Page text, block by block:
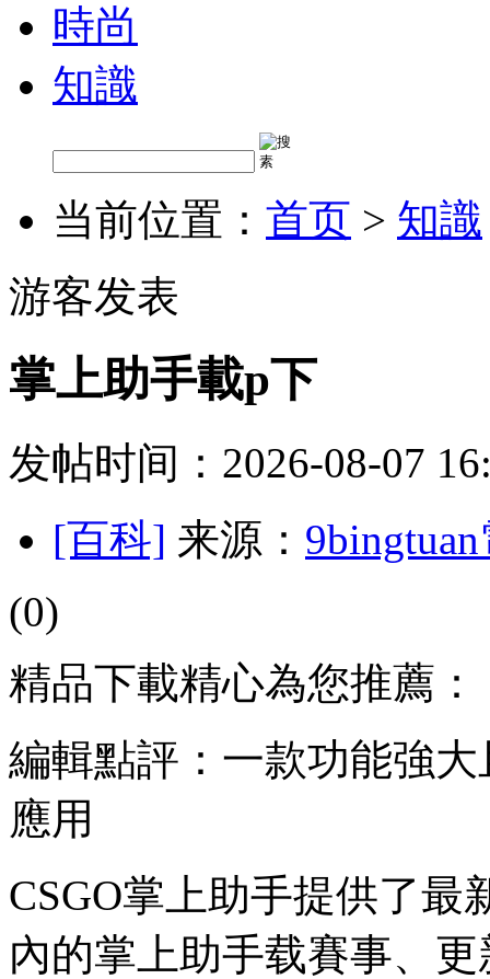
時尚
知識
当前位置： 首页 > 知識
游客发表
掌上助手載p下
发帖时间：2026-08-07
[百科] 来源：
(0)
精品下載精心為您推薦：
編輯點評：一款功能強
應用
CSGO掌上助手提供了
內的掌上助手载賽事、